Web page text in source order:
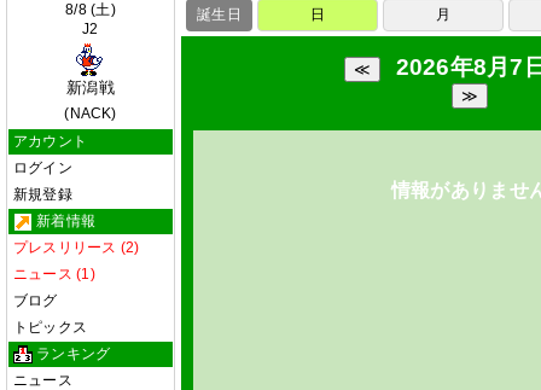
8/8 (土)
J2
新潟戦
(NACK)
アカウント
ログイン
新規登録
新着情報
プレスリリース (2)
ニュース (1)
ブログ
トピックス
ランキング
ニュース
誕生日 日 月
2026年8月7
情報がありませ